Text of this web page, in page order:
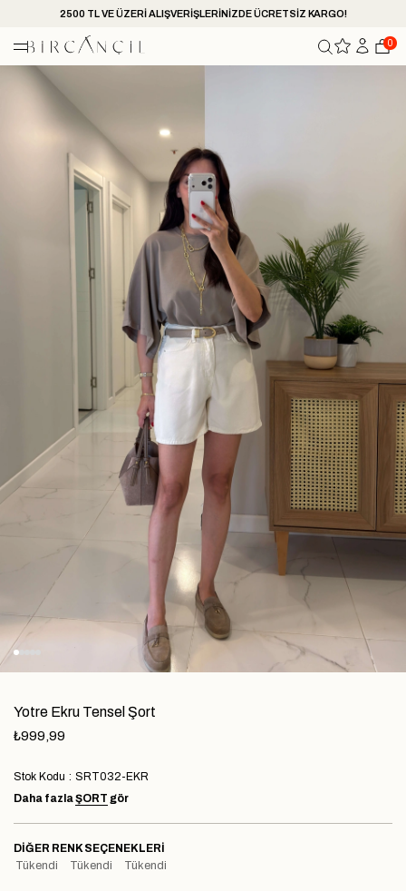
2500 TL VE ÜZERİ ALIŞVERİŞLERİNİZDE ÜCRETSİZ KARGO!
0
Yotre Ekru Tensel Şort
₺999,99
Stok Kodu
SRT032-EKR
Daha fazlaŞORT gör
DIĞER RENK SEÇENEKLERI
Tükendi
Tükendi Tükendi